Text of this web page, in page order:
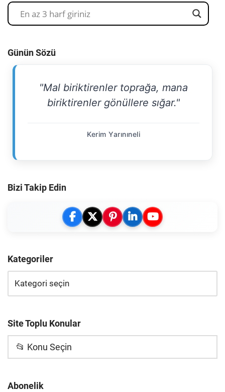
Günün Sözü
"Mal biriktirenler toprağa, mana
biriktirenler gönüllere sığar."
Kerim Yarınıneli
Bizi Takip Edin
Kategoriler
Site Toplu Konular
📂 Konu Seçin
Abonelik